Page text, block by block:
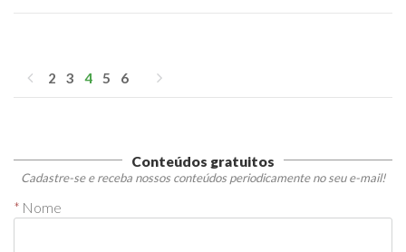
2 3 4 5 6
Conteúdos gratuitos
Cadastre-se e receba nossos conteúdos periodicamente no seu e-mail!
* Nome